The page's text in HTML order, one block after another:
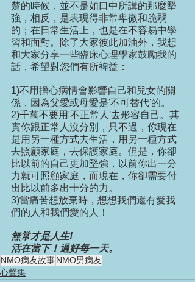
楚的時候，並不是如口中所講的那麼堅
強，相反，是表現得非常卑微和脆弱
的；在日常生活上，也是在不容易中學
習和面對。除了大家彼此加油外，我想
和大家分享一些臨床心理學家鼓勵我的
話，希望對您們有所裨益：
1)不用擔心病情會影響自己和兒女的關
係，因為父愛或母愛是'不可替代'的。
2)千萬不要用'不正常人'去形容自己。其
實你跟正常人沒分別，只不過，你現在
是用另一種方式去生活，用另一種方式
去照顧家庭，去保護家庭。但是，你卻
比以前的自己更加堅強，以前你出一分
力就可照顧家庭，而現在，你卻需要付
出比以前多出十分的力。
3)當痛苦想放棄時，想想我們還有愛我
們的人和我們愛的人！
無常才是人生!
活在當下！過好每一天。
NMO病友故事NMO男病友
心聲集